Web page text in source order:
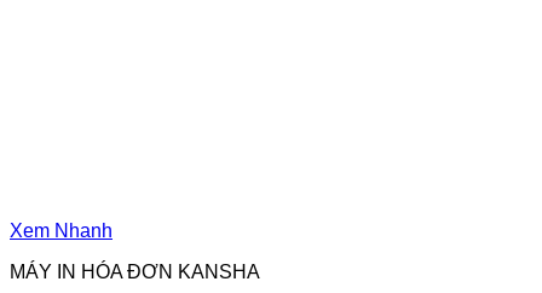
Xem Nhanh
MÁY IN HÓA ĐƠN KANSHA